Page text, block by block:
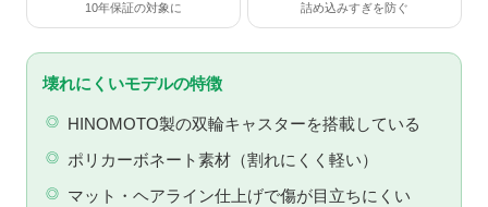
10年保証の対象に 詰め込みすぎを防ぐ
壊れにくいモデルの特徴
HINOMOTO製の双輪キャスターを搭載している
ポリカーボネート素材（割れにくく軽い）
マット・ヘアライン仕上げで傷が目立ちにくい